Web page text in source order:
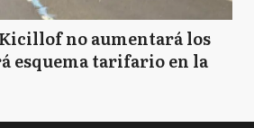
no aumentará los
esquema tarifario en la